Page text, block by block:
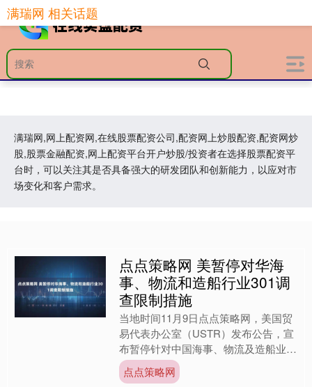
满瑞网,网上配资网,在线股票配资公司,配资网上炒股配资,配资网炒
股,股票金融配资,网上配资平台开户炒股/投资者在选择股票配资平
台时，可以关注其是否具备强大的研发团队和创新能力，以应对市
场变化和客户需求。
满瑞网 相关话题
点点策略网 美暂停对华海
事、物流和造船行业301调
查限制措施
当地时间11月9日点点策略网，美国贸
易代表办公室（USTR）发布公告，宣
布暂停针对中国海事、物流及造船业的
301调查相关措施。美国贸易代表办公
室表示，该行动将暂....
点点策略网